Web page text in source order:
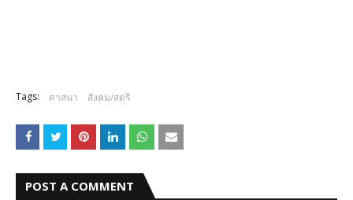
Tags: ศาสนา สังคม/สตรี
POST A COMMENT